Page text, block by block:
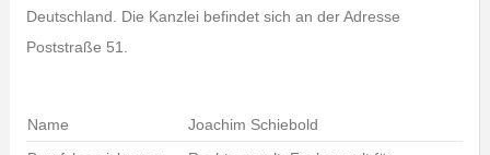
Deutschland. Die Kanzlei befindet sich an der Adresse
Poststraße 51.
Name
Joachim Schiebold